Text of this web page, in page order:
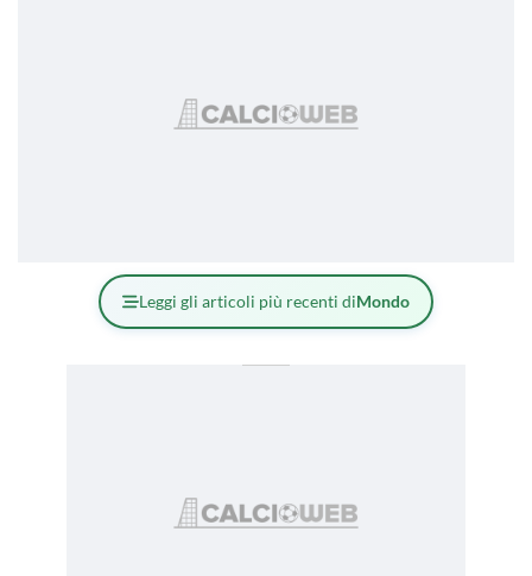
Leggi gli articoli più recenti diMondo